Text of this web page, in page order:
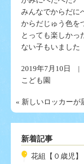
みんなでからだに
からだじゅう色を
とっても楽しかっ
ない子もいました
2019年7月10日 |
こども園
« 新しいロッカー
新着記事
花組【０歳児